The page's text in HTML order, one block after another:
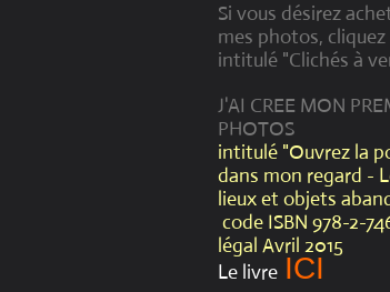
Si vous désirez
mes photos,
intitulé "Clichés à
J'AI CREE MON
PHOTOS
intitulé "Ouvrez la
dans mon regard -
lieux et objets
code ISBN 978-2-
légal Avril 2015
Le livre ICI